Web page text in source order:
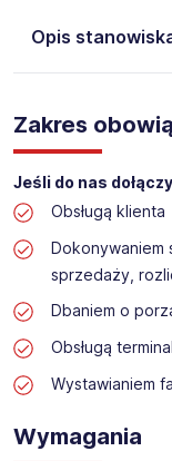
Opis
Pośrednictwa
Profit jest obecnie
polskich agencji
działalności
w całym kraju.
największych
przedsiębiorstw w
396 w Krajowym
Obecnie dla
na stanowisko:
Praca w sektorze
budowlanym
Zakres
Jeśli do nas
Obsługą klienta
Dokonywaniem
sprzedaży,
Dbaniem o
Obsługą
Wystawianiem
Wymagania